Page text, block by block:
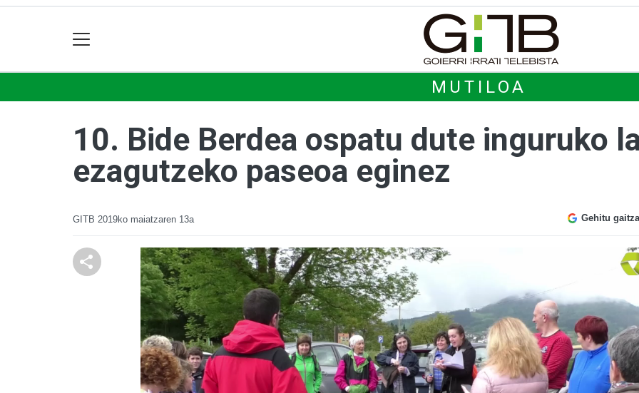
MUTILOA
10. Bide Berdea ospatu dute inguruko
ezagutzeko paseoa eginez
GITB 2019ko maiatzaren 13a Gehitu